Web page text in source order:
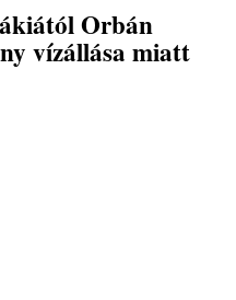
Orbán
vízállása miatt